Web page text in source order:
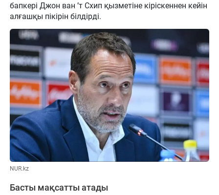
бапкері Джон ван ’т Схип қызметіне кіріскеннен кейін
алғашқы пікірін білдірді.
NUR.kz
Басты мақсатты атады